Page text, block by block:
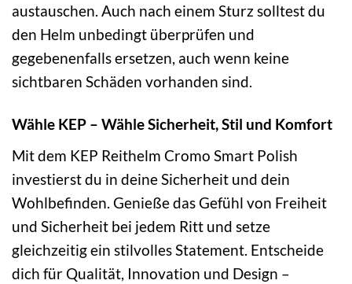
austauschen. Auch nach einem Sturz solltest du
den Helm unbedingt überprüfen und
gegebenenfalls ersetzen, auch wenn keine
sichtbaren Schäden vorhanden sind.
Wähle KEP – Wähle Sicherheit, Stil und Komfort
Mit dem KEP Reithelm Cromo Smart Polish
investierst du in deine Sicherheit und dein
Wohlbefinden. Genieße das Gefühl von Freiheit
und Sicherheit bei jedem Ritt und setze
gleichzeitig ein stilvolles Statement. Entscheide
dich für Qualität, Innovation und Design –